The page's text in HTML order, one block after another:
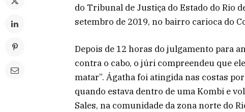
do Tribunal de Justiça do Estado do Rio
setembro de 2019, no bairro carioca do
Depois de 12 horas do julgamento para
contra o cabo, o júri compreendeu que
matar”. Ágatha foi atingida nas costas
quando estava dentro de uma Kombi e
Sales, na comunidade da zona norte do